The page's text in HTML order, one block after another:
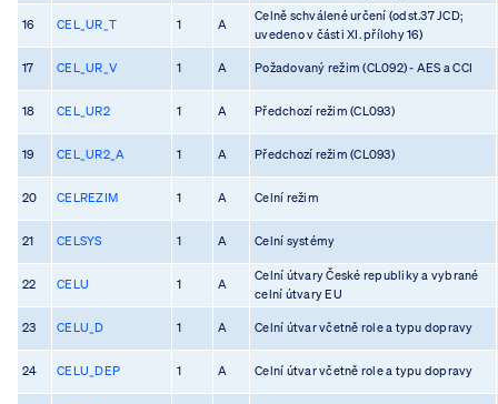
16 CEL_UR_T 1 A
Celně schválené určení (odst.37 JCD;
uvedeno v části XI. přílohy 16)
17 CEL_UR_V 1 A Požadovaný režim (CL092) - AES a CCI
18 CEL_UR2 1 A Předchozí režim (CL093)
19 CEL_UR2_A 1 A Předchozí režim (CL093)
20 CELREZIM 1 A Celní režim
21 CELSYS 1 A Celní systémy
22 CELU 1 A
Celní útvary České republiky a vybrané
celní útvary EU
23 CELU_D 1 A Celní útvar včetně role a typu dopravy
24 CELU_DEP 1 A Celní útvar včetně role a typu dopravy